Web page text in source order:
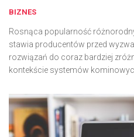
BIZNES
Rosnąca popularność
stawia producentów przed
rozwiązań do coraz bardziej
kontekście systemów